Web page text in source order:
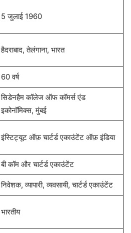
5 जुलाई 1960
हैदराबाद, तेलंगाना, भारत
60 वर्ष
सिडेनहैम कॉलेज ऑफ कॉमर्स एंड
इकोनॉमिक्स, मुंबई
इंस्टिट्यूट ऑफ़ चार्टर्ड एकाउंटेंट ऑफ़ इंडिया
बी कॉम और चार्टर्ड एकाउंटेंट
निवेशक, व्यापारी, व्यवसायी, चार्टर्ड एकाउंटेंट
भारतीय